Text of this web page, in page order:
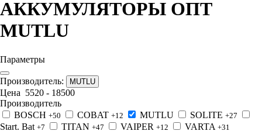
АККУМУЛЯТОРЫ ОПТ
MUTLU
Параметры
Производитель: MUTLU
Цена 5520 - 18500
Производитель
BOSCH +50 COBAT +12 MUTLU SOLITE +27
Start. Bat +7 TITAN +47 VAIPER +12 VARTA +31